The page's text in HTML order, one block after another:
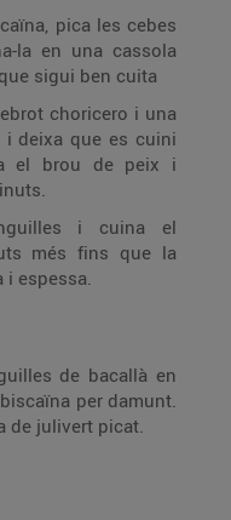
pica les cebes
la en una cassola
sigui ben cuita
choricero i una
i deixa que es cuini
el brou de peix i
i cuina el
més fins que la
i espessa.
de bacallà en
per damunt.
de julivert picat.